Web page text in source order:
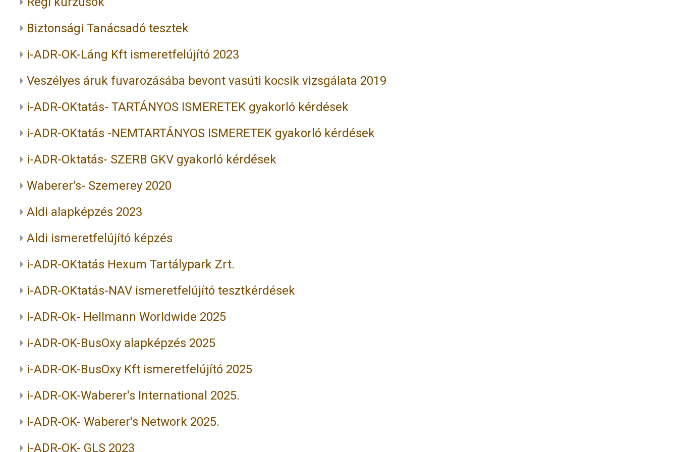
Biztonsági Tanácsadó tesztek
i-ADR-OK-Láng Kft ismeretfelújító 2023
Veszélyes áruk fuvarozásába bevont vasúti kocsik vizsgálata 2019
i-ADR-OKtatás- TARTÁNYOS ISMERETEK gyakorló kérdések
i-ADR-OKtatás -NEMTARTÁNYOS ISMERETEK gyakorló kérdések
i-ADR-Oktatás- SZERB GKV gyakorló kérdések
Waberer's- Szemerey 2020
Aldi alapképzés 2023
Aldi ismeretfelújító képzés
i-ADR-OKtatás Hexum Tartálypark Zrt.
i-ADR-OKtatás-NAV ismeretfelújító tesztkérdések
i-ADR-Ok- Hellmann Worldwide 2025
i-ADR-OK-BusOxy alapképzés 2025
i-ADR-OK-BusOxy Kft ismeretfelújító 2025
i-ADR-OK-Waberer's International 2025.
I-ADR-OK- Waberer's Network 2025.
i-ADR-OK- GLS 2023